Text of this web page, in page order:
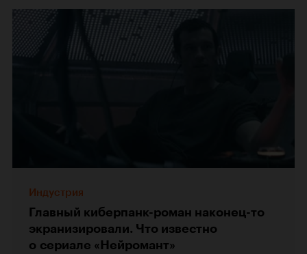
Индустрия
Главный киберпанк-роман наконец-то
экранизировали. Что известно
о сериале «Нейромант»